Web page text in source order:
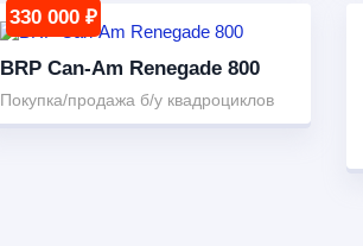
330 000 ₽
BRP Can-Am Renegade 800
Покупка/продажа б/у квадроциклов